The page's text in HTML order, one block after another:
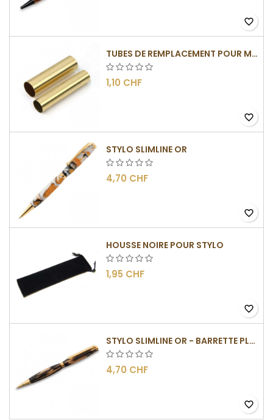
favorite_border
TUBES DE REMPLACEMENT POUR MÉCANISME SLIMLINE
1,10 CHF
favorite_border
STYLO SLIMLINE OR
4,70 CHF
favorite_border
HOUSSE NOIRE POUR STYLO
1,95 CHF
favorite_border
STYLO SLIMLINE OR - BARRETTE PLATE
4,70 CHF
favorite_border